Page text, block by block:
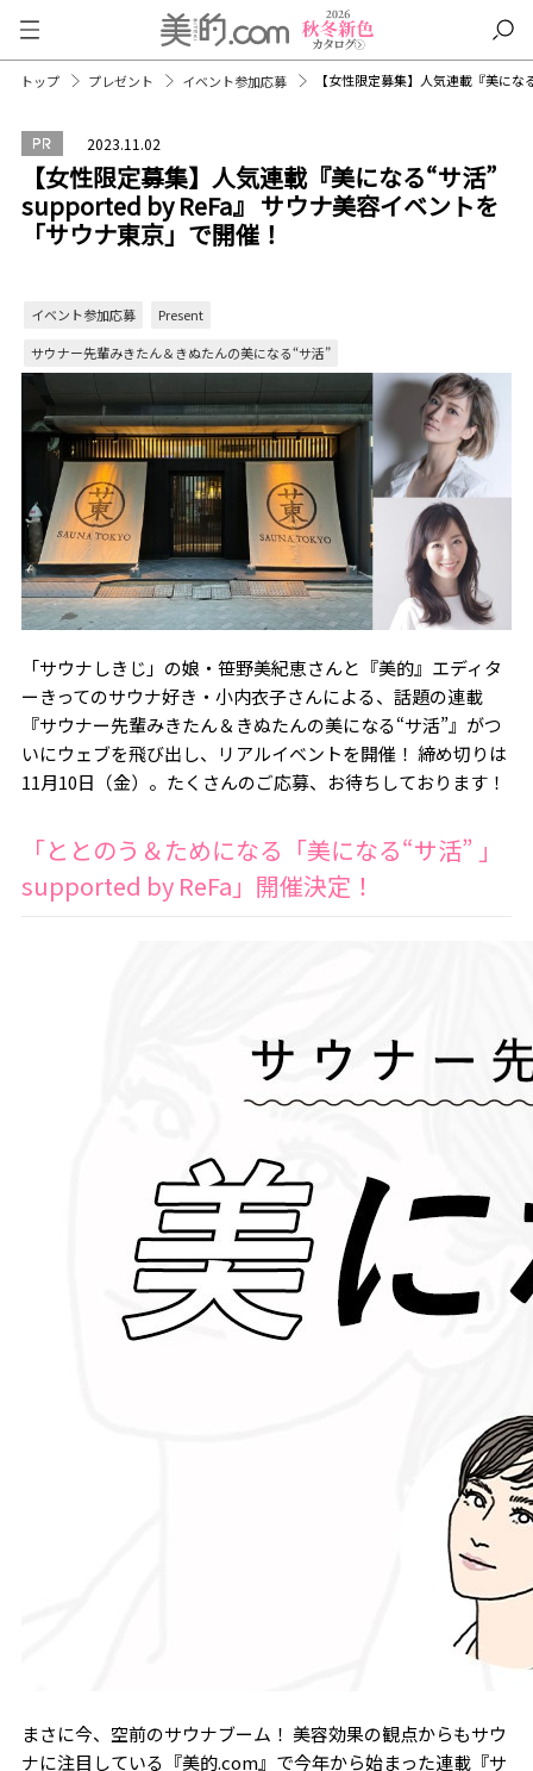
トップ プレゼント イベント参加応募 【女性限定募集】人気連載『美に
2023.11.02
【女性限定募集】人気連載『美になる“サ活”
supported by ReFa』 サウナ美容イベントを
「サウナ東京」で開催！
イベント参加応募
Present
サウナー先輩みきたん＆きぬたんの美になる“サ活”
「サウナしきじ」の娘・笹野美紀恵さんと『美的』エディタ
ーきってのサウナ好き・小内衣子さんによる、話題の連載
『サウナー先輩みきたん＆きぬたんの美になる“サ活”』がつ
いにウェブを飛び出し、リアルイベントを開催！ 締め切りは
11月10日（金）。たくさんのご応募、お待ちしております！
「ととのう＆ためになる「美になる“サ活” 」
supported by ReFa」開催決定！
まさに今、空前のサウナブーム！ 美容効果の観点からもサウ
ナに注目している『美的.com』で今年から始まった連載『サ